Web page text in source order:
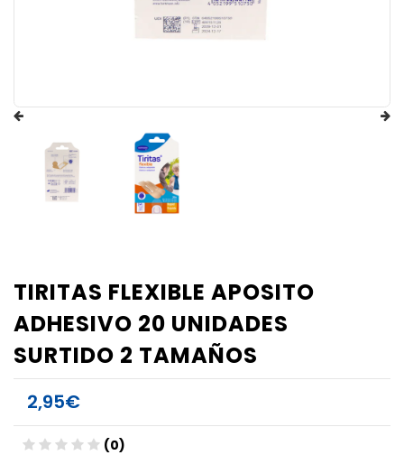
TIRITAS FLEXIBLE APOSITO
ADHESIVO 20 UNIDADES
SURTIDO 2 TAMAÑOS
2,95€
(0)